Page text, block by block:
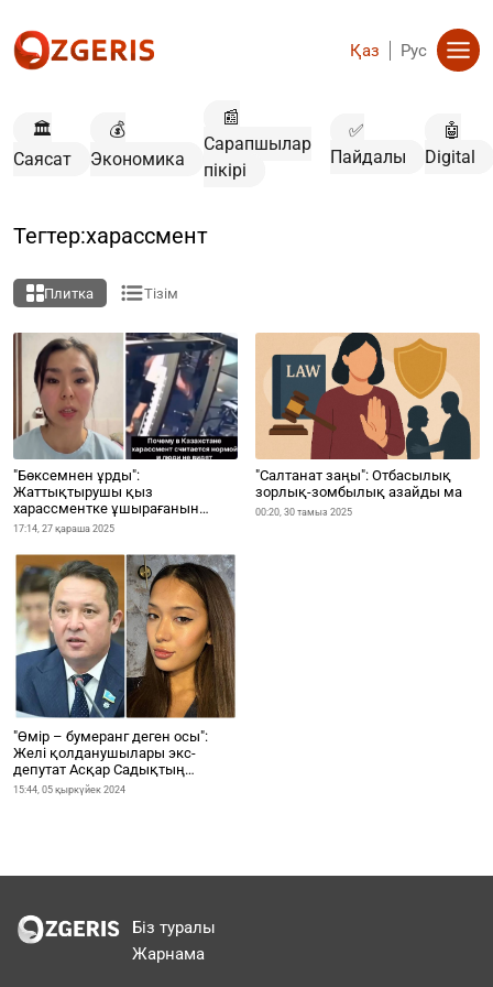
Қаз Рус
🏛️
Саясат
💰
Экономика
📰
Сарапшылар
пікірі
✅
Пайдалы
🤖
Digital
Тегтер:харассмент
Плитка Тізім
"Бөксемнен ұрды":
Жаттықтырушы қыз
харассментке ұшырағанын
айтып, жанайқайын жеткізді
17:14, 27 қараша 2025
"Салтанат заңы": Отбасылық
зорлық-зомбылық азайды ма
00:20, 30 тамыз 2025
"Өмір – бумеранг деген осы":
Желі қолданушылары экс-
депутат Асқар Садықтың
қызына түрлі пікір жазуда
15:44, 05 қыркүйек 2024
Біз туралы
Жарнама